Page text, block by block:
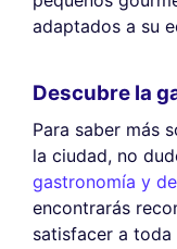
adaptados a su
Descubre la
Para saber más
la ciudad, no
gastronomía y
encontrarás
satisfacer a toda